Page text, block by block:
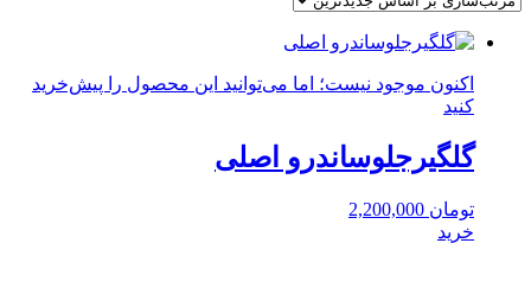
اکنون موجود نیست؛ اما می‌توانید این محصول را پیش‌خرید
کنید
گلگیرجلوساندرو اصلی
تومان
خرید